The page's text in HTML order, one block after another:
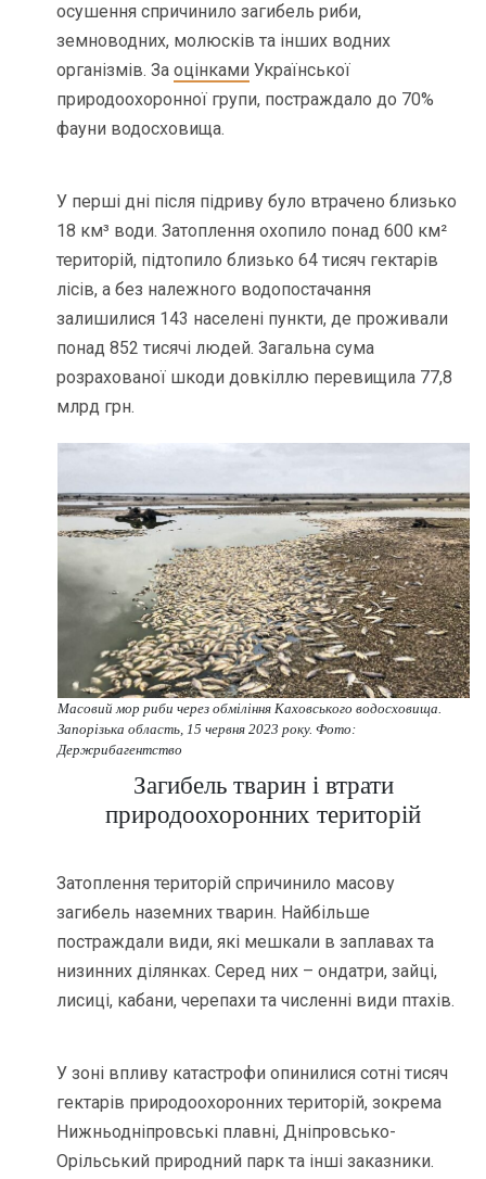
осушення спричинило загибель риби,
земноводних, молюсків та інших водних
організмів. Заоцінками Української
природоохоронної групи, постраждало до 70%
фауни водосховища.
У перші дні після підриву було втрачено близько
18 км³ води. Затоплення охопило понад 600 км²
територій, підтопило близько 64 тисяч гектарів
лісів, а без належного водопостачання
залишилися 143 населені пункти, де проживали
понад 852 тисячі людей. Загальна сума
розрахованої шкоди довкіллю перевищила 77,8
млрд грн.
Масовий мор риби через обміління Каховського водосховища.
Запорізька область, 15 червня 2023 року. Фото:
Держрибагентство
Загибель тварин і втрати
природоохоронних територій
Затоплення територій спричинило масову
загибель наземних тварин. Найбільше
постраждали види, які мешкали в заплавах та
низинних ділянках. Серед них – ондатри, зайці,
лисиці, кабани, черепахи та численні види птахів.
У зоні впливу катастрофи опинилися сотні тисяч
гектарів природоохоронних територій, зокрема
Нижньодніпровські плавні, Дніпровсько-
Орільський природний парк та інші заказники.